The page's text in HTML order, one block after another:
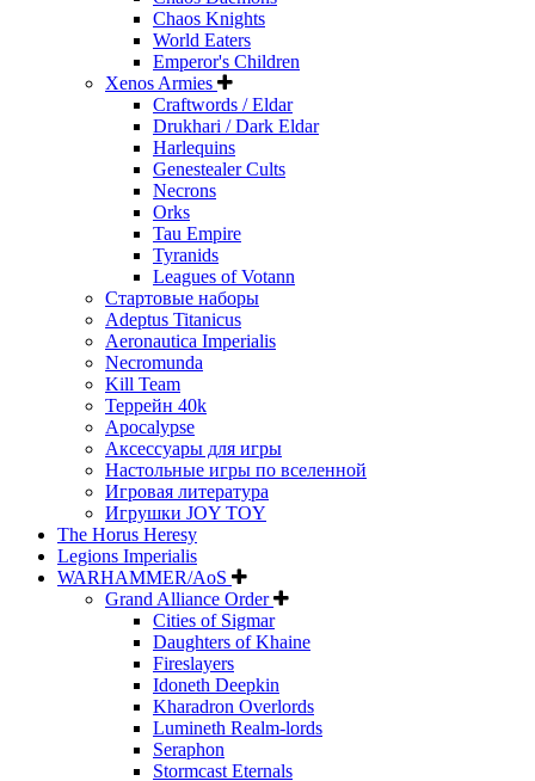
Chaos Knights
World Eaters
Emperor's Children
Xenos Armies
Craftwords / Eldar
Drukhari / Dark Eldar
Harlequins
Genestealer Cults
Necrons
Orks
Tau Empire
Tyranids
Leagues of Votann
Стартовые наборы
Adeptus Titanicus
Aeronautica Imperialis
Necromunda
Kill Team
Террейн 40k
Apocalypse
Аксессуары для игры
Настольные игры по вселенной
Игровая литература
Игрушки JOY TOY
The Horus Heresy
Legions Imperialis
WARHAMMER/AoS
Grand Alliance Order
Cities of Sigmar
Daughters of Khaine
Fireslayers
Idoneth Deepkin
Kharadron Overlords
Lumineth Realm-lords
Seraphon
Stormcast Eternals